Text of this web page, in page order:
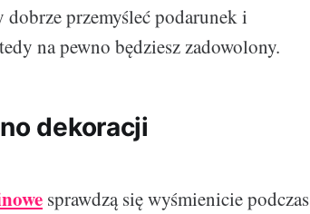
przemyśleć podarunek i
na pewno będziesz zadowolony.
dekoracji
sprawdzą się wyśmienicie podczas